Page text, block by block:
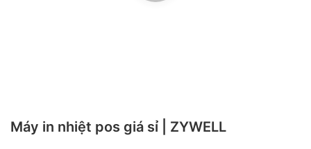
Máy in nhiệt pos giá sỉ | ZYWELL